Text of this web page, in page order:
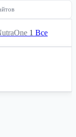
1 Все